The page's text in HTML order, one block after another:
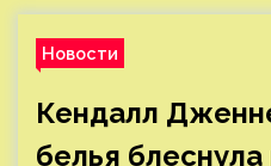
Новости
Кендалл
белья